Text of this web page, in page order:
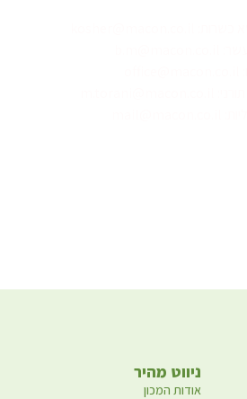
ניווט מהיר
אודות המכון